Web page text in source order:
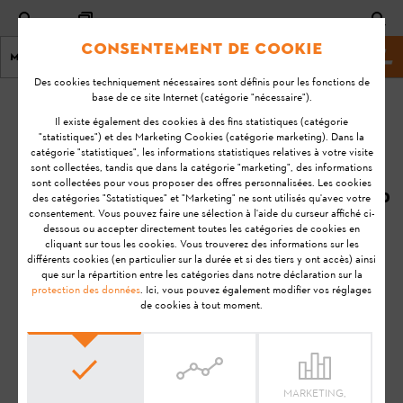
Menu Site marchand
KA-01080
Comment est-ce
que je dois
effectuer sur mon
produit une
opération de
maintenance
recommandée par
connected ?
Dernière
mise à
jour
11/09/2020
FAQ
Utilisation
Consentement de cookie
Des cookies techniquement nécessaires sont définis pour les fonctions de
base de ce site Internet (catégorie "nécessaire").
Il existe également des cookies à des fins statistiques (catégorie
"statistiques") et des Marketing Cookies (catégorie marketing). Dans la
catégorie "statistiques", les informations statistiques relatives à votre visite
sont collectées, tandis que dans la catégorie "marketing", des informations
sont collectées pour vous proposer des offres personnalisées. Les cookies
des catégories "Sstatistiques" et "Marketing" ne sont utilisés qu'avec votre
consentement. Vous pouvez faire une sélection à l'aide du curseur affiché ci-
dessous ou accepter directement toutes les catégories de cookies en
cliquant sur tous les cookies. Vous trouverez des informations sur les
différents cookies (en particulier sur la durée et si des tiers y ont accès) ainsi
que sur la répartition entre les catégories dans notre déclaration sur la
protection des données. Ici, vous pouvez également modifier vos réglages
de cookies à tout moment.
MARKETING,